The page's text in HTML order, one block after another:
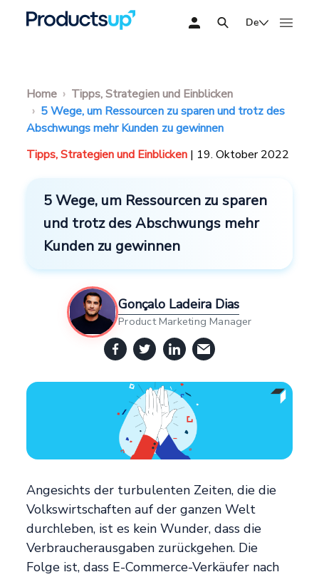
De
Home
Tipps, Strategien und Einblicken
5 Wege, um Ressourcen zu sparen und trotz des
Abschwungs mehr Kunden zu gewinnen
Tipps, Strategien und Einblicken | 19. Oktober 2022
5 Wege, um Ressourcen zu sparen
und trotz des Abschwungs mehr
Kunden zu gewinnen
Gonçalo Ladeira Dias
Product Marketing Manager
Angesichts der turbulenten Zeiten, die die
Volkswirtschaften auf der ganzen Welt
durchleben, ist es kein Wunder, dass die
Verbraucherausgaben zurückgehen. Die
Folge ist, dass E-Commerce-Verkäufer nach